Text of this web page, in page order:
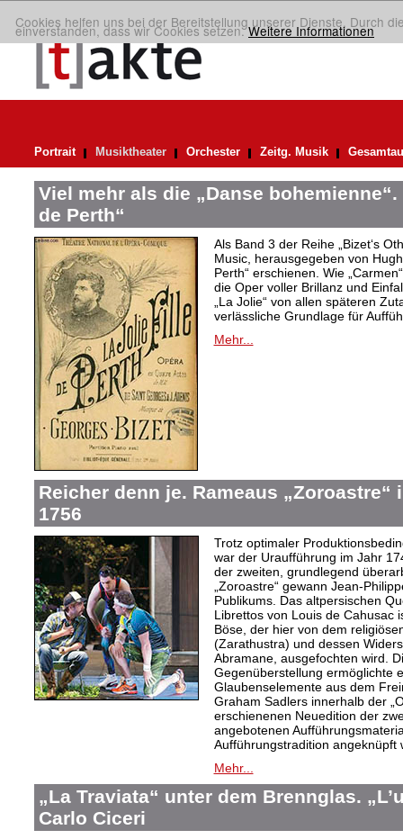
Cookies helfen uns bei der Bereitstellung unserer Dienste. Durch
einverstanden, dass wir Cookies setzen.Weitere Informationen
Portrait Musiktheater Orchester Zeitg. Musik
Viel mehr als die „Danse
de Perth“
Als Band 3 der Reihe „Bizet‘s
Music, herausgegeben von
Perth“ erschienen. Wie
die Oper voller Brillanz und
„La Jolie“ von allen späteren
verlässliche Grundlage für
Mehr...
Reicher denn je. Rameaus „Zoroastre“
1756
Trotz optimaler
war der Uraufführung im Jahr
der zweiten, grundlegend
„Zoroastre“ gewann Jean-
Publikums. Das altpersischen
Librettos von Louis de Cahusac
Böse, der hier von dem
(Zarathustra) und dessen
Abramane, ausgefochten wird.
Gegenüberstellung ermöglichte
Glaubenselemente aus dem
Graham Sadlers innerhalb der
erschienenen Neuedition der
angebotenen
Aufführungstradition angeknüpft
Mehr...
„La Traviata“ unter dem Brennglas.
Carlo Ciceri